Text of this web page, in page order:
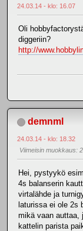
24.03.14 - klo: 16.07
Oli
diggeriin?
http://
demnml
24.03.14 - klo: 18.32
Viimeisin muokkaus:
Hei, pystyykö
4s balanserin
virtalähde ja
laturissa ei ole 2s
mikä vaan auttaa,
kattelin parista